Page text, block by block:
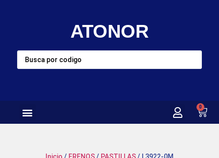
ATONOR
0